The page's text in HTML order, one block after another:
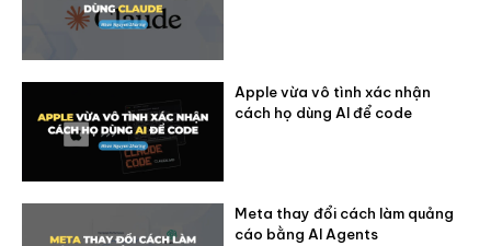
Apple vừa vô tình xác nhận
cách họ dùng AI để code
Meta thay đổi cách làm quảng
cáo bằng AI Agents